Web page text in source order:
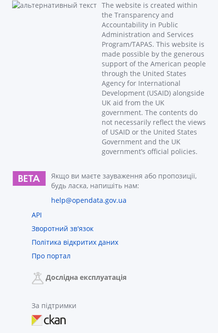
The website is created within
the Transparency and
Accountability in Public
Administration and Services
Program/TAPAS. This website is
made possible by the generous
support of the American people
through the United States
Agency for International
Development (USAID) alongside
UK aid from the UK
government. The contents do
not necessarily reflect the views
of USAID or the United States
Government and the UK
government’s official policies.
Якщо ви маєте зауваження або пропозиції,
будь ласка, напишіть нам:
help@opendata.gov.ua
API
Зворотний зв'язок
Політика відкритих даних
Про портал
Дослідна експлуатація
За підтримки